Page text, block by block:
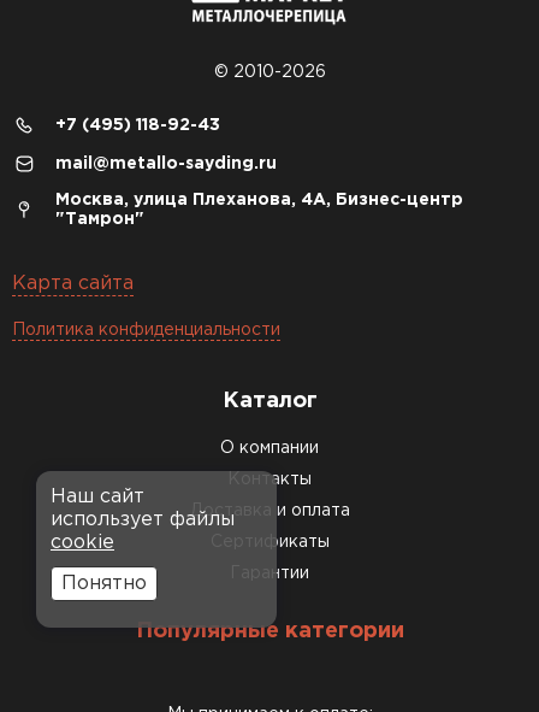
© 2010-2026
+7 (495) 118-92-43
mail@metallo-sayding.ru
Москва, улица Плеханова, 4А, Бизнес-центр
"Тамрон"
Карта сайта
Политика конфиденциальности
Каталог
О компании
Контакты
Доставка и оплата
Сертификаты
Гарантии
Популярные категории
Наш сайт
использует файлы
cookie
Понятно